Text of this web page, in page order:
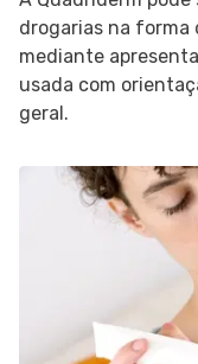
drogarias na forma
mediante
usada com
geral.